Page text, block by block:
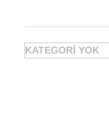
KATEGORI YOK